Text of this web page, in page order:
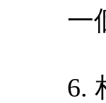
一
6.